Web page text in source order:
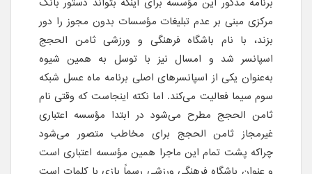
مرکزی مبنی بر عدم تبلیغات مؤسسات بدون مجوز را دور
بزند، با نام باشگاه فرهنگی و ورزشی ثامن الحجج
اسپانسر شد و امسال نیز با توسل به همین شیوه
به‌عنوان یکی از اسپانسر‌های اصلی برنامه ماه عسل شبکه
سوم سیما فعالیت می‌کند. اما نکته اینجاست که وقتی نام
ثامن الحجج مطرح می‌شود در ابتدا مؤسسه اعتباری
غیرمجاز ثامن الحجج برای مخاطب متصور می‌شود
چراکه پشت تمام این ماجرا همین مؤسسه اعتباری است